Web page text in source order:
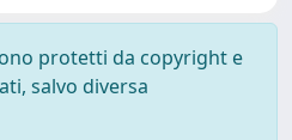
protetti da copyright e
salvo diversa